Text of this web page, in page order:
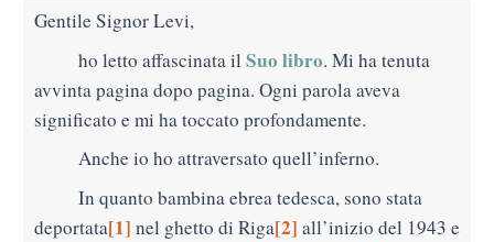
Gentile Signor Levi,
ho letto affascinata il Suo libro. Mi ha tenuta
avvinta pagina dopo pagina. Ogni parola aveva
significato e mi ha toccato profondamente.
Anche io ho attraversato quell’inferno.
In quanto bambina ebrea tedesca, sono stata
deportata[1] nel ghetto di Riga[2] all’inizio del 1943 e